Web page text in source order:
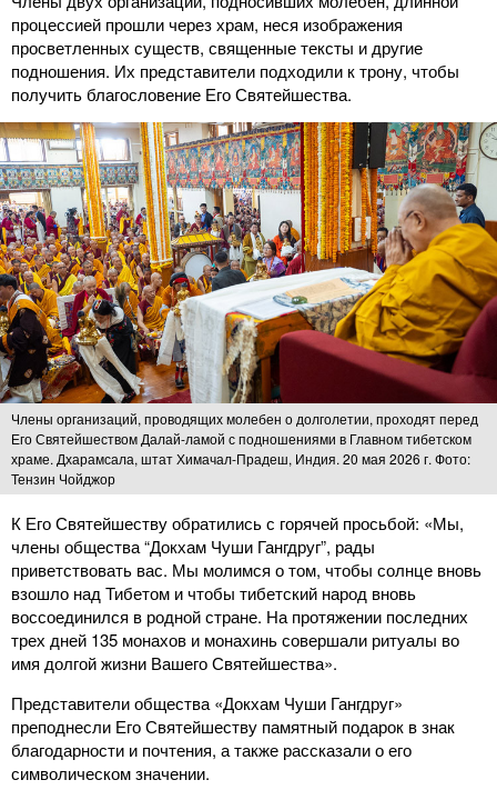
процессией прошли через храм, неся изображения
просветленных существ, священные тексты и другие
подношения. Их представители подходили к трону, чтобы
получить благословение Его Святейшества.
Члены организаций, проводящих молебен о долголетии, проходят перед
Его Святейшеством Далай-ламой с подношениями в Главном тибетском
храме. Дхарамсала, штат Химачал-Прадеш, Индия. 20 мая 2026 г. Фото:
Тензин Чойджор
К Его Святейшеству обратились с горячей просьбой: «Мы,
члены общества “Докхам Чуши Гангдруг”, рады
приветствовать вас. Мы молимся о том, чтобы солнце вновь
взошло над Тибетом и чтобы тибетский народ вновь
воссоединился в родной стране. На протяжении последних
трех дней 135 монахов и монахинь совершали ритуалы во
имя долгой жизни Вашего Святейшества».
Представители общества «Докхам Чуши Гангдруг»
преподнесли Его Святейшеству памятный подарок в знак
благодарности и почтения, а также рассказали о его
символическом значении.